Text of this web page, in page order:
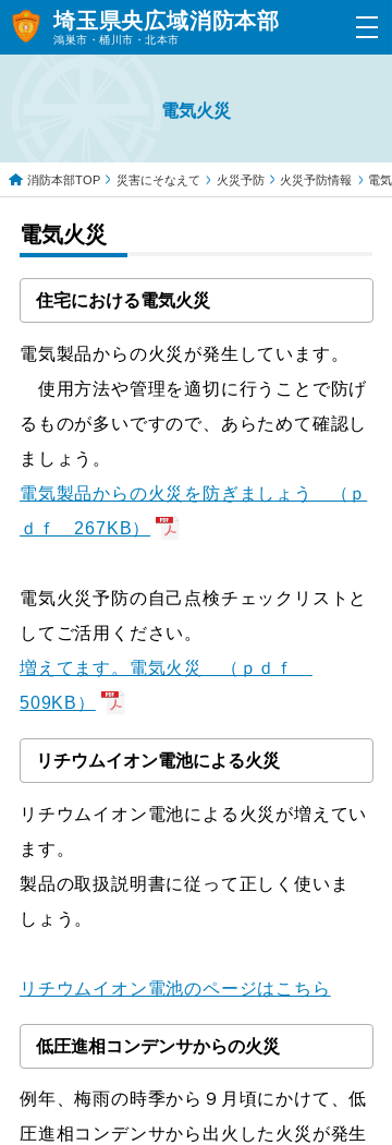
埼玉県央広域消防本部
鴻巣市・桶川市・北本市
電気火災
消防本部TOP 災害にそなえて 火災予防 火災予防情報 電気
電気火災
住宅における電気火災
電気製品からの火災が発生しています。
使用方法や管理を適切に行うことで防げ
るものが多いですので、あらためて確認し
ましょう。
電気製品からの火災を防ぎましょう （ｐ
ｄｆ 267KB）
電気火災予防の自己点検チェックリストと
してご活用ください。
増えてます。電気火災 （ｐｄｆ
509KB）
リチウムイオン電池による火災
リチウムイオン電池による火災が増えてい
ます。
製品の取扱説明書に従って正しく使いま
しょう。
リチウムイオン電池のページはこちら
低圧進相コンデンサからの火災
例年、梅雨の時季から９月頃にかけて、低
圧進相コンデンサから出火した火災が発生